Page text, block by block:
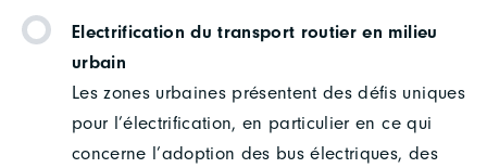
Electrification du transport routier en milieu
urbain
Les zones urbaines présentent des défis uniques
pour l’électrification, en particulier en ce qui
concerne l’adoption des bus électriques, des